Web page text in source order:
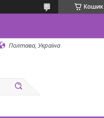
Кошик
Полтава, Україна